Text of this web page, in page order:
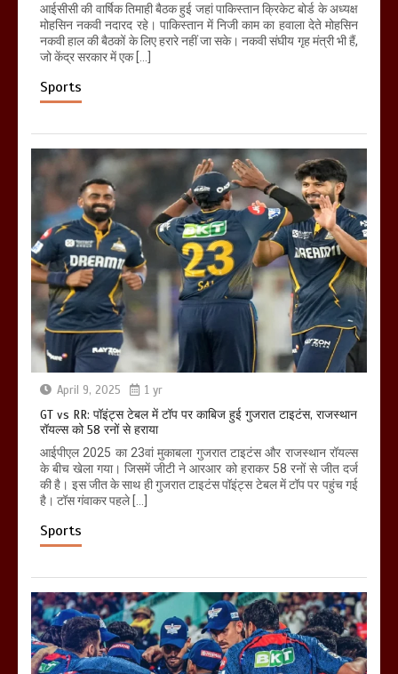
आईसीसी की वार्षिक तिमाही बैठक हुई जहां पाकिस्तान क्रिकेट बोर्ड के अध्यक्ष
मोहसिन नकवी नदारद रहे। पाकिस्तान में निजी काम का हवाला देते मोहसिन
नकवी हाल की बैठकों के लिए हरारे नहीं जा सके। नकवी संघीय गृह मंत्री भी हैं,
जो केंद्र सरकार में एक […]
Sports
April 9, 2025 1 yr
GT vs RR: पॉइंट्स टेबल में टॉप पर काबिज हुई गुजरात टाइटंस, राजस्थान
रॉयल्स को 58 रनों से हराया
आईपीएल 2025 का 23वां मुकाबला गुजरात टाइटंस और राजस्थान रॉयल्स
के बीच खेला गया। जिसमें जीटी ने आरआर को हराकर 58 रनों से जीत दर्ज
की है। इस जीत के साथ ही गुजरात टाइटंस पॉइंट्स टेबल में टॉप पर पहुंच गई
है। टॉस गंवाकर पहले […]
Sports